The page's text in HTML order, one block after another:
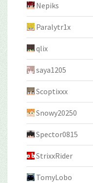
Nepiks
Paralytr1x
qlix
saya1205
Scoptixxx
Snowy20250
Spector0815
StrixxRider
TomyLobo